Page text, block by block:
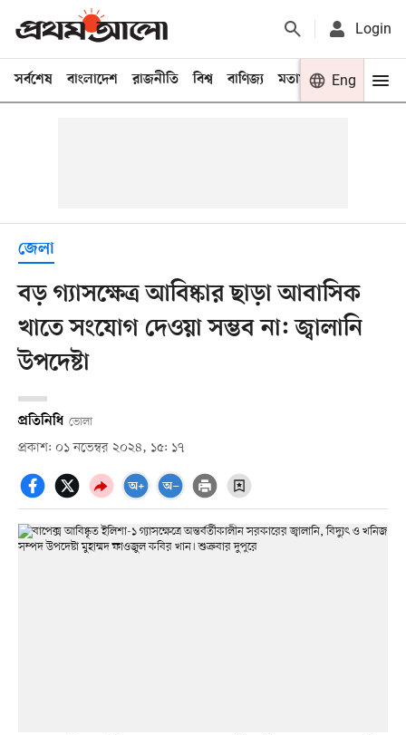
Login
সর্বশেষ বাংলাদেশ রাজনীতি বিশ্ব বাণিজ্য মতামত খেলা
Eng
জেলা
বড় গ্যাসক্ষেত্র আবিষ্কার ছাড়া আবাসিক
খাতে সংযোগ দেওয়া সম্ভব না: জ্বালানি
উপদেষ্টা
প্রতিনিধি ভোলা
প্রকাশ: ০১ নভেম্বর ২০২৪, ১৫: ১৭